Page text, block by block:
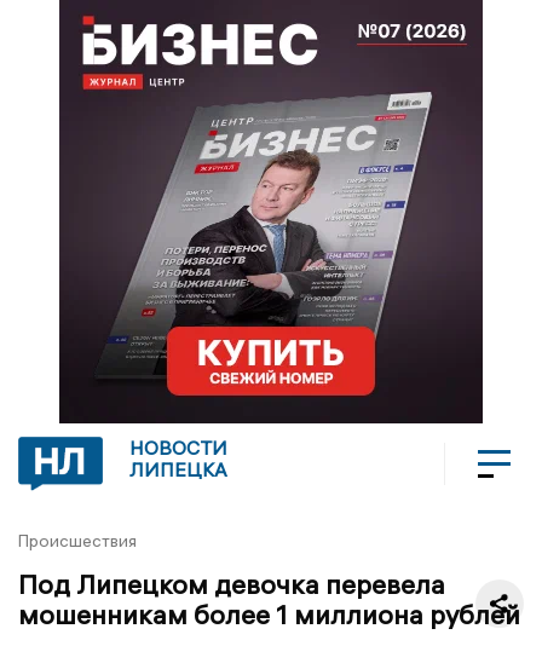
НОВОСТИ
ЛИПЕЦКА
Происшествия
Под Липецком девочка перевела
мошенникам более 1 миллиона рублей